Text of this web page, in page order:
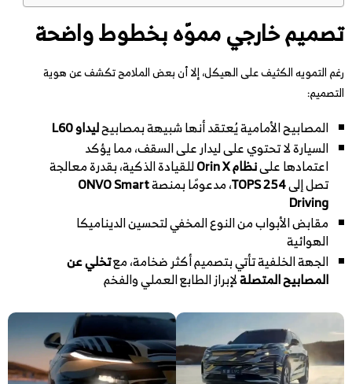
تصميم خارجي مموّه بخطوط واضحة
رغم التمويه الكثيف على الهيكل، إلا أن بعض الملامح تكشف عن هوية
التصميم:
المصابيح الأمامية يُعتقد أنها شبيهة بمصابيحليداو L60
السيارة لا تحتوي على ليدار على السقف، مما يؤكد
اعتمادها علىنظام Orin X
للقيادة الذكية، بقدرة معالجة
تصل إلى254 TOPS ، مدعومًا بمنصةONVO Smart
Driving
مقابض الأبواب من النوع المخفي لتحسين الديناميكا
الهوائية
الجهة الخلفية تأتي بتصميم أكثر ضخامة، معتخلي عن
المصابيح المتصلةلإبراز الطابع العملي والفخم